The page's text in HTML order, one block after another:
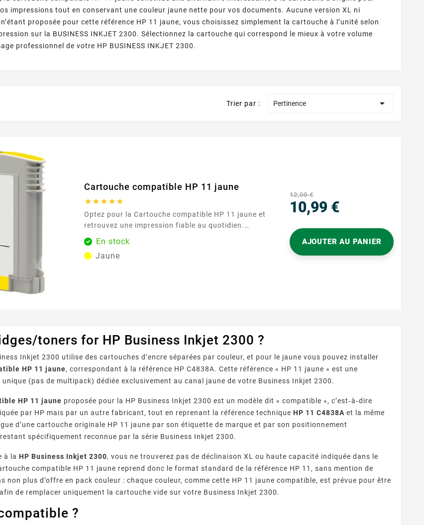
impressions tout en conservant une couleur jaune nette pour vos documents. Aucune version XL ni
proposée pour cette référence HP 11 jaune, vous choisissez simplement la cartouche à l’unité selon
sur la BUSINESS INKJET 2300. Sélectionnez la cartouche qui correspond le mieux à votre volume
professionnel de votre HP BUSINESS INKJET 2300.
Trier par : Pertinence 
Cartouche compatible HP 11 jaune
    
Optez pour la Cartouche compatible HP 11 jaune et
retrouvez une impression fiable au quotidien.
Conçue pour s’intégrer parfaitement aux
imprimantes utilisant la série HP 11 (C4836/37/38)
, cette cartouche offre une solution simple et
En stock
Jaune
12,00 €
10,99 €
AJOUTER AU PANIER
toners for HP Business Inkjet 2300 ?
Inkjet 2300 utilise des cartouches d’encre séparées par couleur, et pour le jaune vous pouvez installer
HP 11 jaune, correspondant à la référence HP C4838A. Cette référence « HP 11 jaune » est une
(pas de multipack) dédiée exclusivement au canal jaune de votre Business Inkjet 2300.
HP 11 jaune proposée pour la HP Business Inkjet 2300 est un modèle dit « compatible », c’est‑à‑dire
par HP mais par un autre fabricant, tout en reprenant la référence technique HP 11 C4838A et la même
d’une cartouche originale HP 11 jaune par son étiquette de marque et par son positionnement
spécifiquement reconnue par la série Business Inkjet 2300.
à la HP Business Inkjet 2300, vous ne trouverez pas de déclinaison XL ou haute capacité indiquée dans le
compatible HP 11 jaune reprend donc le format standard de la référence HP 11, sans mention de
non plus d’offre en pack couleur : chaque couleur, comme cette HP 11 jaune compatible, est prévue pour être
de remplacer uniquement la cartouche vide sur votre Business Inkjet 2300.
?